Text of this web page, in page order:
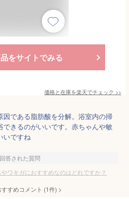
をサイトでみる
価格と在庫を楽天でチェック >>
因である脂肪酸を分解。浴室内の掃
きるのがいいです。赤ちゃんや敏
いですね
回答された質問
ワキガにおすすめなのはどれですか？
すめコメント (1件) >